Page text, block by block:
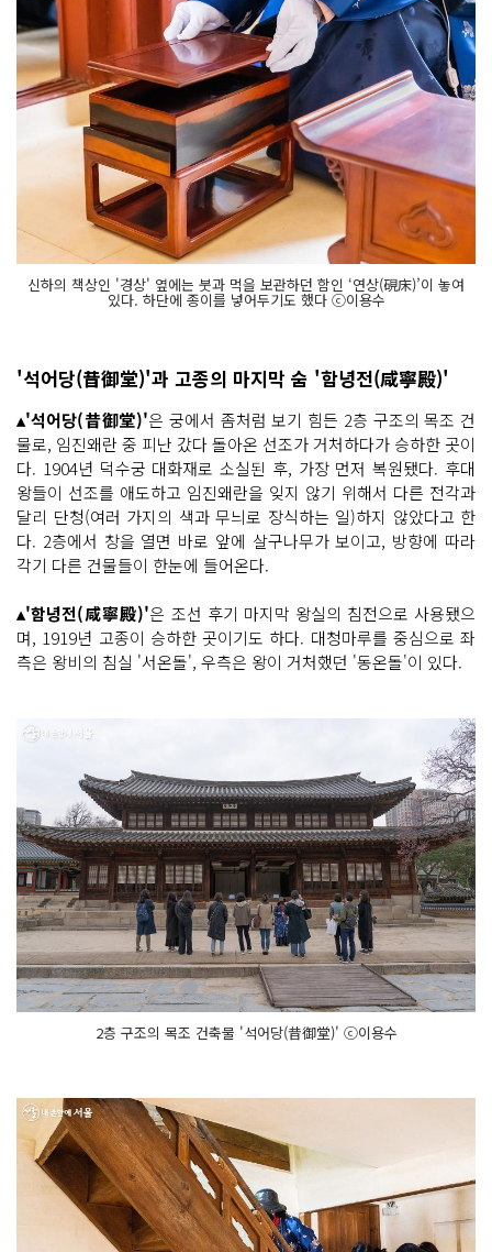
신하의 책상인 '경상' 옆에는 붓과 먹을 보관하던 함인 ‘연상(硯床)’이 놓여
있다. 하단에 종이를 넣어두기도 했다 ⓒ이용수
'석어당(昔御堂)'과 고종의 마지막 숨 '함녕전(咸寧殿)'
▴'석어당(昔御堂)'은 궁에서 좀처럼 보기 힘든 2층 구조의 목조 건
물로, 임진왜란 중 피난 갔다 돌아온 선조가 거처하다가 승하한 곳이
다. 1904년 덕수궁 대화재로 소실된 후, 가장 먼저 복원됐다. 후대
왕들이 선조를 애도하고 임진왜란을 잊지 않기 위해서 다른 전각과
달리 단청(여러 가지의 색과 무늬로 장식하는 일)하지 않았다고 한
다. 2층에서 창을 열면 바로 앞에 살구나무가 보이고, 방향에 따라
각기 다른 건물들이 한눈에 들어온다.
▴'함녕전(咸寧殿)'은 조선 후기 마지막 왕실의 침전으로 사용됐으
며, 1919년 고종이 승하한 곳이기도 하다. 대청마루를 중심으로 좌
측은 왕비의 침실 '서온돌', 우측은 왕이 거처했던 '동온돌'이 있다.
2층 구조의 목조 건축물 '석어당(昔御堂)' ⓒ이용수